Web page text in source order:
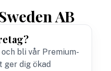
AB
bli vår Premium-
ger dig ökad